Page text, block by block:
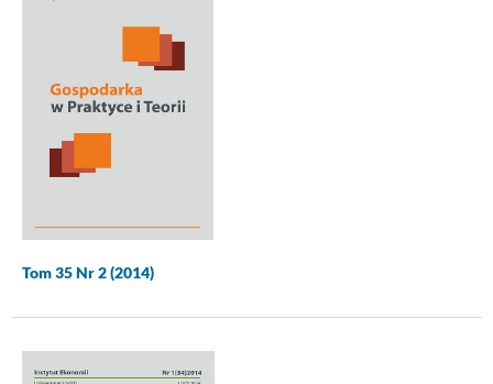
Tom 35 Nr 2 (2014)